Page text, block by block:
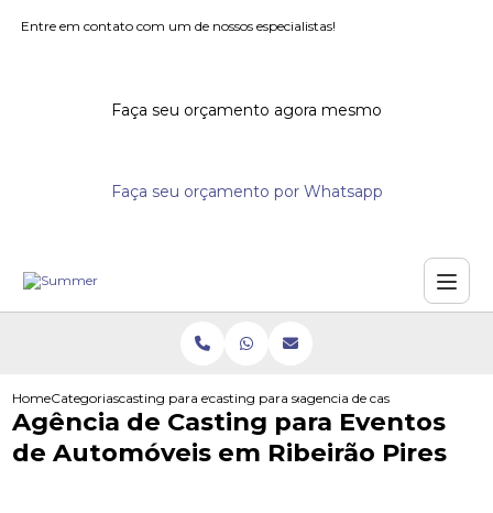
Entre em contato com um de nossos especialistas!
Faça seu orçamento agora mesmo
Faça seu orçamento por Whatsapp
HomeCategoriascasting para eventoscasting para seminariosagencia de casting para
Agência de Casting para Eventos
de Automóveis em Ribeirão Pires